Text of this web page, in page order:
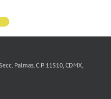
Palmas, C.P. 11510, CDMX,